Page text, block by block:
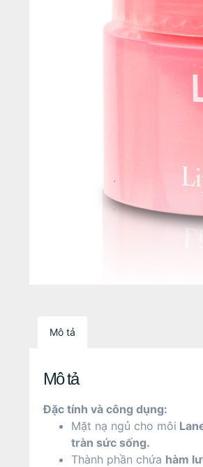
Mô tả
Mô tả
Đặc tính và công dụng:
Mặt nạ ngủ cho môi
tràn sức sống.
Thành phần chứa hàm